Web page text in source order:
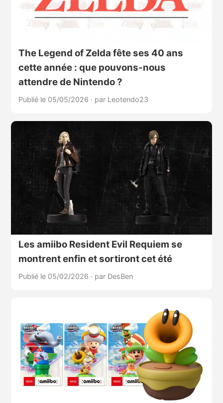
The Legend of Zelda fête ses 40 ans
cette année : que pouvons-nous
attendre de Nintendo ?
Publié le 05/05/2026 · par Leotendo23
Les amiibo Resident Evil Requiem se
montrent enfin et sortiront cet été
Publié le 05/02/2026 · par DesBen